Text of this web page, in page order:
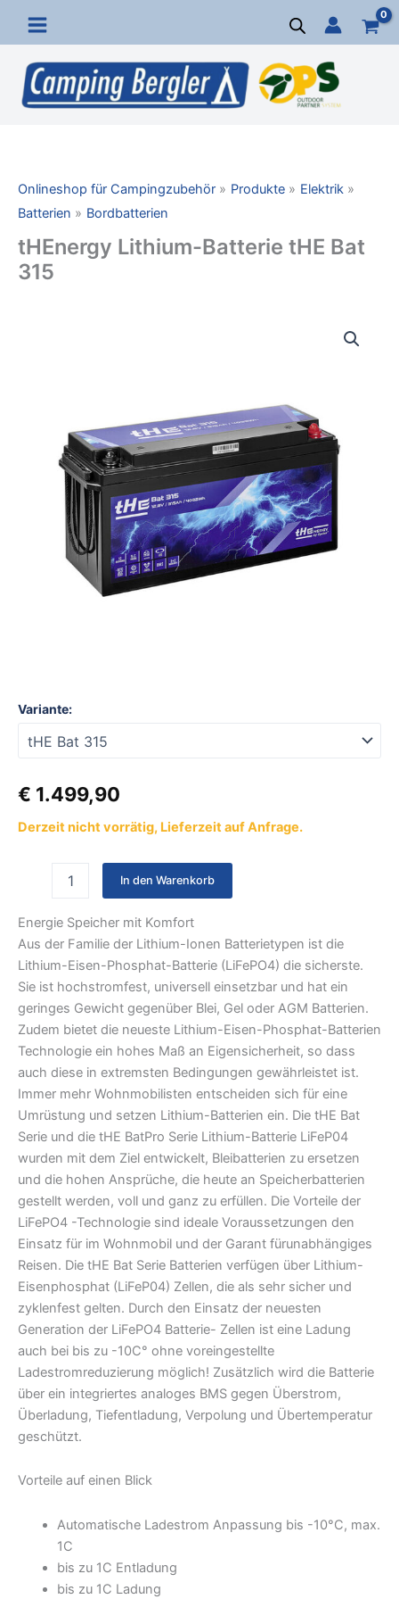
Inhalt
springen
Onlineshop für Campingzubehör Produkte
Elektrik
Batterien
Bordbatterien
tHEnergy Lithium-Batterie tHE Bat
315
Variante:
€ 1.499,90
Derzeit nicht vorrätig, Lieferzeit auf Anfrage.
In den Warenkorb
Energie Speicher mit Komfort
Aus der Familie der Lithium-Ionen Batterietypen ist die
Lithium-Eisen-Phosphat-Batterie (LiFePO4) die sicherste.
Sie ist hochstromfest, universell einsetzbar und hat ein
geringes Gewicht gegenüber Blei, Gel oder AGM Batterien.
Zudem bietet die neueste Lithium-Eisen-Phosphat-Batterien
Technologie ein hohes Maß an Eigensicherheit, so dass
auch diese in extremsten Bedingungen gewährleistet ist.
Immer mehr Wohnmobilisten entscheiden sich für eine
Umrüstung und setzen Lithium-Batterien ein. Die tHE Bat
Serie und die tHE BatPro Serie Lithium-Batterie LiFeP04
wurden mit dem Ziel entwickelt, Bleibatterien zu ersetzen
und die hohen Ansprüche, die heute an Speicherbatterien
gestellt werden, voll und ganz zu erfüllen. Die Vorteile der
LiFePO4 -Technologie sind ideale Voraussetzungen den
Einsatz für im Wohnmobil und der Garant fürunabhängiges
Reisen. Die tHE Bat Serie Batterien verfügen über Lithium-
Eisenphosphat (LiFeP04) Zellen, die als sehr sicher und
zyklenfest gelten. Durch den Einsatz der neuesten
Generation der LiFePO4 Batterie- Zellen ist eine Ladung
auch bei bis zu -10C° ohne voreingestellte
Ladestromreduzierung möglich! Zusätzlich wird die Batterie
über ein integriertes analoges BMS gegen Überstrom,
Überladung, Tiefentladung, Verpolung und Übertemperatur
geschützt.
Vorteile auf einen Blick
Automatische Ladestrom Anpassung bis -10°C, max.
1C
bis zu 1C Entladung
bis zu 1C Ladung